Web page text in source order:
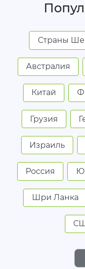
Страны
Австралия
Китай
Грузия
Израиль
Россия
Шри Ланка